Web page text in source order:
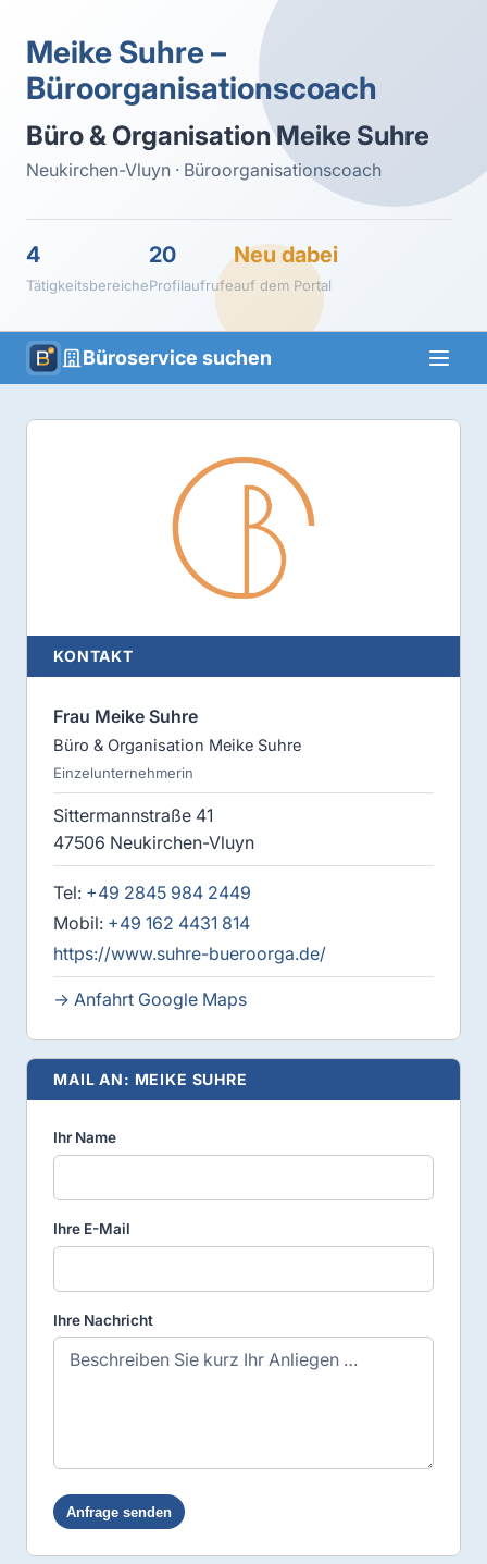
Meike Suhre –
Büroorganisationscoach
Büro & Organisation Meike Suhre
Neukirchen-Vluyn · Büroorganisationscoach
4
Tätigkeitsbereiche
20
Profilaufrufe
Neu dabei
auf dem Portal
Büroservice suchen
KONTAKT
Frau Meike Suhre
Büro & Organisation Meike Suhre
Einzelunternehmerin
Sittermannstraße 41
47506 Neukirchen-Vluyn
Tel: +49 2845 984 2449
Mobil: +49 162 4431 814
https://www.suhre-bueroorga.de/
→ Anfahrt Google Maps
MAIL AN: MEIKE SUHRE
Ihr Name
Ihre E-Mail
Ihre Nachricht